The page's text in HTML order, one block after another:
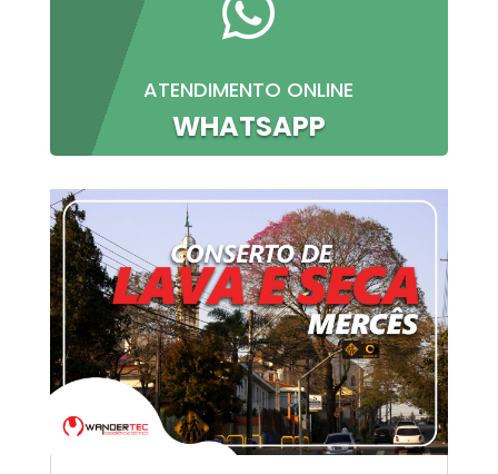

ATENDIMENTO ONLINE
WHATSAPP